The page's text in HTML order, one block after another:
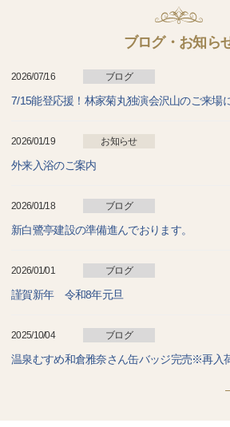
ブログ・お知ら
2026/07/16 ブログ
7/15能登応援！林家菊丸独演会沢山のご来場
2026/01/19 お知らせ
外来入浴のご案内
2026/01/18 ブログ
新白鷺亭建設の準備進んでおります。
2026/01/01 ブログ
謹賀新年 令和8年元旦
2025/10/04 ブログ
温泉むすめ和倉雅奈さん缶バッジ完売※再入